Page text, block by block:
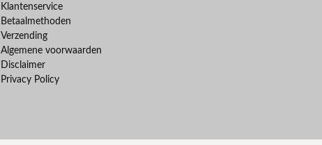
Klantenservice
Betaalmethoden
Verzending
Algemene voorwaarden
Disclaimer
Privacy Policy